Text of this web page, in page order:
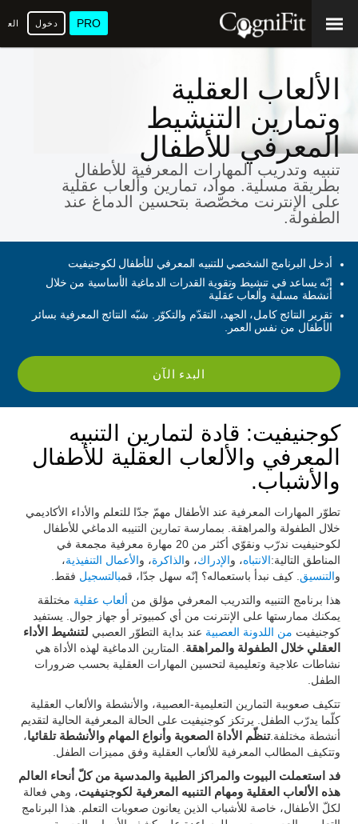
PRO دخول
الألعاب العقلية
وتمارين التنشيط
المعرفي للأطفال
تنبيه وتدريب المهارات المعرفية للأطفال
بطريقة مسلية. مواد، تمارين وألعاب عقلية
على الإنترنت مخصّصة بتحسين الدماغ عند
الطفولة.
أدخل البرنامج الشخصي للتنبيه المعرفي للأطفال لكوجنيفيت
إنّه يساعد في تنشيط وتقوية القدرات الدماغية الأساسية من خلال
أنشطة مسلية وألعاب عقلية
تقرير النتائج كامل، الجهد، التقدّم والتكوّر. شبّه النتائج المعرفية بسائر
الأطفال من نفس العمر.
البدء الآن
كوجنيفيت: قادة لتمارين التنبيه
المعرفي والألعاب العقلية للأطفال
والأشباب.
تطوّر المهارات المعرفية عند الأطفال مهمّ جدّا للتعلم والأداء الأكاديمي
خلال الطفولة والمراهقة. بممارسة تمارين التنيبه الدماغي للأطفال
لكوحنيفيت ندرّب ونقوّي أكثر من 20 مهارة معرفية مجمعة في
المناطق التالية:الانتباه، والإدراك، والذاكرة، والأعمال التنفيذية،
والتنسيق . كيف نبدأ باستعماله؟ إنّه سهل جدّا، قمبالتسجيل فقط.
هذا برنامج التنبيه والتدريب المعرفي مؤلق من ألعاب عقلية مختلقة
يمكنك ممارستها على الإنترنت من أي كمبيوتر أو جهاز جوال. يستفيد
كوجنيفيت من اللدونة العصبية عند بداية التطوّر العصبي لتنشيط الأداء
العقلي خلال الطفولة والمراهقة . المتارين الدماغية لهذه الأداة هي
نشاطات علاجية وتعليمية لتحسين المهارات العقلية بحسب ضرورات
الطفل.
تتكيف صعوببة التمارين التعليمية-العصبية، والأنشطة والألعاب العقلية
كلّما يدرّب الطفل. يرتكز كوجنيفيت على الحالة المعرفية الحالية لتقديم
أنشطة مختلفة.تنظّم الأداة الصعوبة وأنواع المهام والأنشطة تلقائيا،
وتتكيف المطالب المعرفية للألعاب العقلية وفق مميزات الطفل.
فد استعملت البيوت والمراكز الطبية والمدسية من كلّ أنحاء العالم
هذه الألعاب العقلية ومهام التنبيه المعرفية لكوجنيفيت، وهي فعالة
لكلّ الأطفال، خاصة للأشباب الذين يعانون صعوبات التعلم. هذا البرنامج